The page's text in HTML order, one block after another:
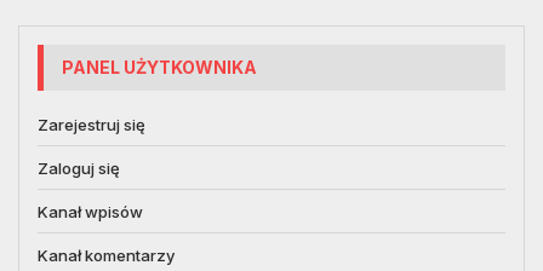
PANEL UŻYTKOWNIKA
Zarejestruj się
Zaloguj się
Kanał wpisów
Kanał komentarzy